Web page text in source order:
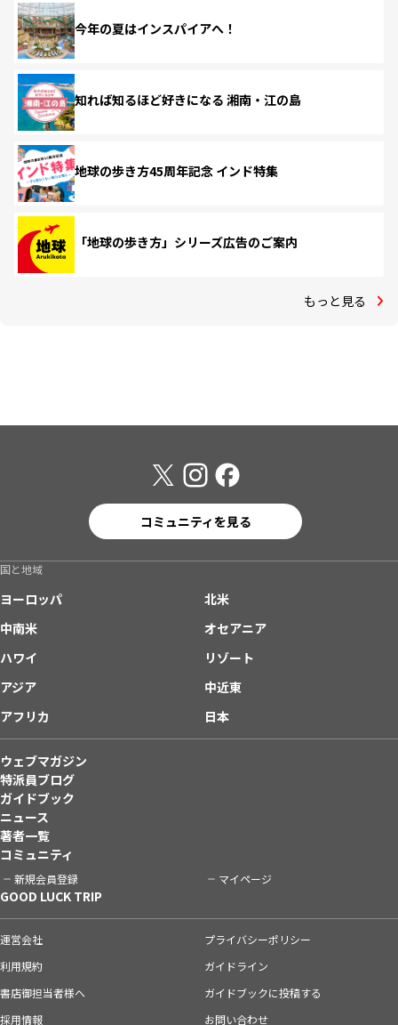
今年の夏はインスパイアへ！
知れば知るほど好きになる 湘南・江の島
地球の歩き方45周年記念 インド特集
「地球の歩き方」シリーズ広告のご案内
もっと見る
コミュニティを見る
国と地域
ヨーロッパ
北米
中南米
オセアニア
ハワイ
リゾート
アジア
中近東
アフリカ
日本
ウェブマガジン
特派員ブログ
ガイドブック
ニュース
著者一覧
コミュニティ
新規会員登録 マイページ
GOOD LUCK TRIP
運営会社
プライバシーポリシー
利用規約
ガイドライン
書店御担当者様へ
ガイドブックに投稿する
採用情報
お問い合わせ